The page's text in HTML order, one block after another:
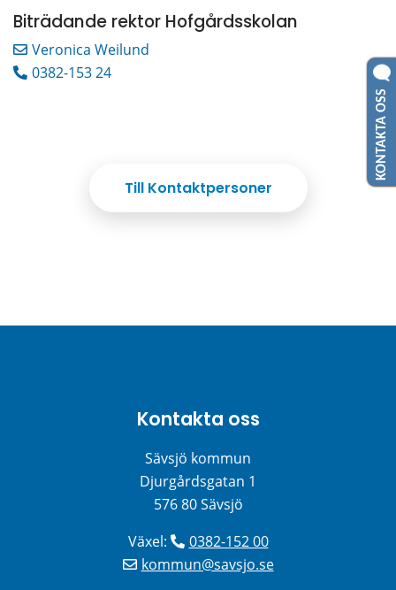
Biträdande rektor Hofgårdsskolan
Veronica Weilund
0382-153 24
Till Kontaktpersoner
Kontakta oss
Sävsjö kommun
Djurgårdsgatan 1
576 80 Sävsjö
Växel:
0382-152 00
kommun@savsjo.se
KONTAKTA OSS